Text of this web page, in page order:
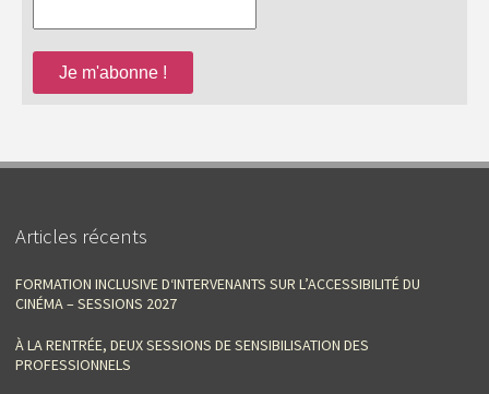
Articles récents
FORMATION INCLUSIVE D‘INTERVENANTS SUR L’ACCESSIBILITÉ DU
CINÉMA – SESSIONS 2027
À LA RENTRÉE, DEUX SESSIONS DE SENSIBILISATION DES
PROFESSIONNELS